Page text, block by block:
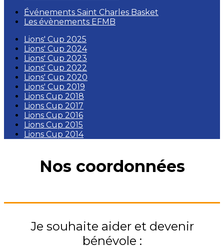
Événements Saint Charles Basket
Les évènements EFMB
Lions' Cup 2025
Lions' Cup 2024
Lions' Cup 2023
Lions' Cup 2022
Lions' Cup 2020
Lions' Cup 2019
Lions Cup 2018
Lions Cup 2017
Lions Cup 2016
Lions Cup 2015
Lions Cup 2014
Nos coordonnées
Je souhaite aider et devenir
bénévole :